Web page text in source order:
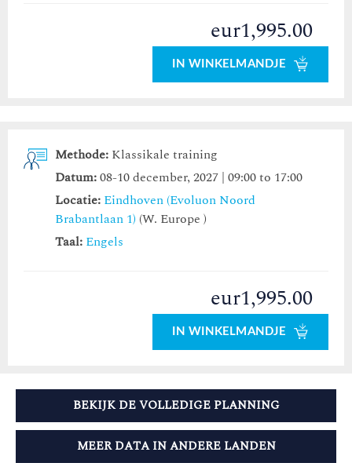
eur1,995.00
IN WINKELMANDJE
Methode: Klassikale training
Datum:08-10 december, 2027 | 09:00 to 17:00
Locatie: Eindhoven (Evoluon Noord
Brabantlaan 1) (W. Europe )
Taal: Engels
eur1,995.00
IN WINKELMANDJE
BEKIJK DE VOLLEDIGE PLANNING
MEER DATA IN ANDERE LANDEN